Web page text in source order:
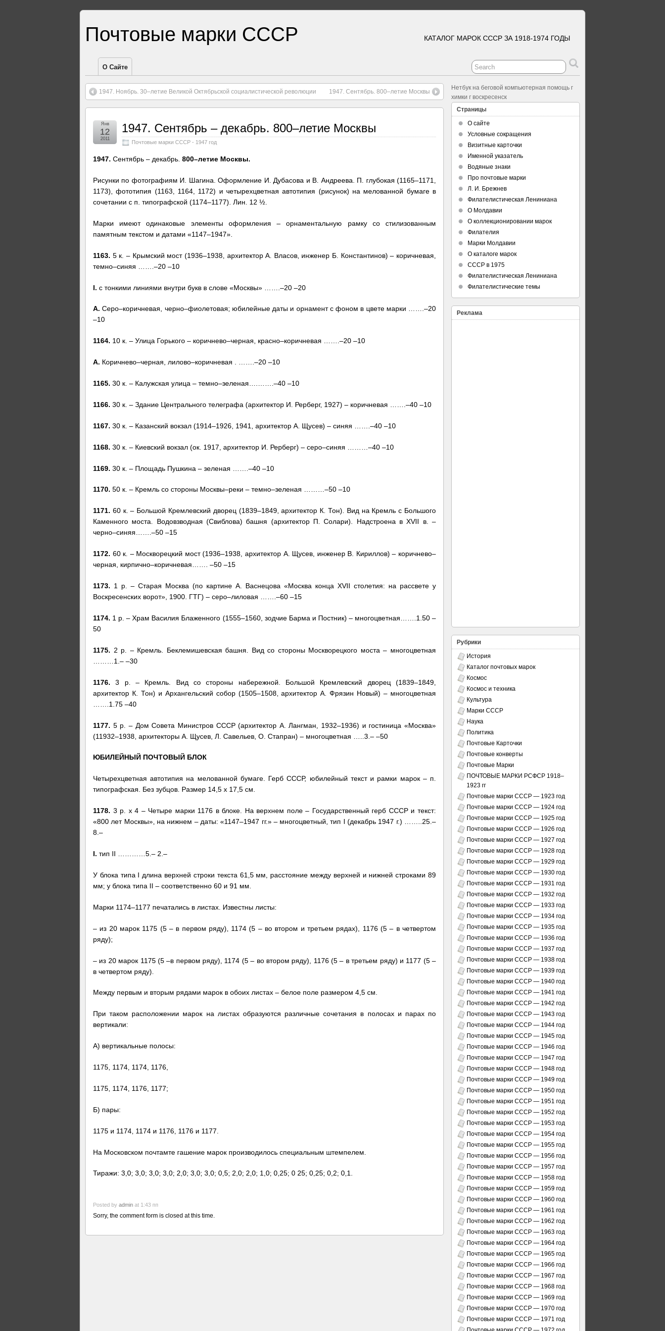
Почтовые марки СССР КАТАЛОГ МАРОК СССР ЗА 1918-1974 ГОДЫ
О Сайте
1947. Ноябрь. 30–летие Великой Октябрьской социалистической революции 1947. Сентябрь. 800–летие Москвы
1947. Сентябрь – декабрь. 800–летие Москвы
Почтовые марки СССР - 1947 год
Янв
12
2011
1947. Сентябрь – декабрь. 800–летие Москвы.
Рисунки по фотографиям И. Шагина. Оформление И. Дубасова и В. Андреева. П. глубокая (1165–1171,
1173), фототипия (1163, 1164, 1172) и четырехцветная автотипия (рисунок) на мелованной бумаге в
сочетании с п. типографской (1174–1177). Лин. 12 ½.
Марки имеют одинаковые элементы оформления – орнаментальную рамку со стилизованным
памятным текстом и датами «1147–1947».
1163. 5 к. – Крымский мост (1936–1938, архитектор А. Власов, инженер Б. Константинов) – коричневая,
темно–синяя …….–20 –10
I. с тонкими линиями внутри букв в слове «Москвы» …….–20 –20
А. Серо–коричневая, черно–фиолетовая; юбилейные даты и орнамент с фоном в цвете марки …….–20
–10
1164. 10 к. – Улица Горького – коричнево–черная, красно–коричневая …….–20 –10
А. Коричнево–черная, лилово–коричневая . …….–20 –10
1165. 30 к. – Калужская улица – темно–зеленая….…….–40 –10
1166. 30 к. – Здание Центрального телеграфа (архитектор И. Рерберг, 1927) – коричневая …….–40 –10
1167. 30 к. – Казанский вокзал (1914–1926, 1941, архитектор А. Щусев) – синяя …….–40 –10
1168. 30 к. – Киевский вокзал (ок. 1917, архитектор И. Рерберг) – серо–синяя ………–40 –10
1169. 30 к. – Площадь Пушкина – зеленая …….–40 –10
1170. 50 к. – Кремль со стороны Москвы–реки – темно–зеленая ………–50 –10
1171. 60 к. – Большой Кремлевский дворец (1839–1849, архитектор К. Тон). Вид на Кремль с Большого
Каменного моста. Водовзводная (Свиблова) башня (архитектор П. Солари). Надстроена в XVII в. –
черно–синяя…….–50 –15
1172. 60 к. – Москворецкий мост (1936–1938, архитектор А. Щусев, инженер В. Кириллов) – коричнево–
черная, кирпично–коричневая……. –50 –15
1173. 1 р. – Старая Москва (по картине А. Васнецова «Москва конца XVII столетия: на рассвете у
Воскресенских ворот», 1900. ГТГ) – серо–лиловая …….–60 –15
1174. 1 р. – Храм Василия Блаженного (1555–1560, зодчие Барма и Постник) – многоцветная…….1.50 –
50
1175. 2 р. – Кремль. Беклемишевская башня. Вид со стороны Москворецкого моста – многоцветная
………1.– –30
1176. 3 р. – Кремль. Вид со стороны набережной. Большой Кремлевский дворец (1839–1849,
архитектор К. Тон) и Архангельский собор (1505–1508, архитектор А. Фрязин Новый) – многоцветная
…….1.75 –40
1177. 5 р. – Дом Совета Министров СССР (архитектор А. Лангман, 1932–1936) и гостиница «Москва»
(11932–1938, архитекторы А. Щусев, Л. Савельев, О. Стапран) – многоцветная …..3.– –50
ЮБИЛЕЙНЫЙ ПОЧТОВЫЙ БЛОК
Четырехцветная автотипия на мелованной бумаге. Герб СССР, юбилейный текст и рамки марок – п.
типографская. Без зубцов. Размер 14,5 х 17,5 см.
1178. 3 р. х 4 – Четыре марки 1176 в блоке. На верхнем поле – Государственный герб СССР и текст:
«800 лет Москвы», на нижнем – даты: «1147–1947 гг.» – многоцветный, тип I (декабрь 1947 г.) ……..25.–
8.–
I. тип II …………5.– 2.–
У блока типа I длина верхней строки текста 61,5 мм, расстояние между верхней и нижней строками 89
мм; у блока типа II – соответственно 60 и 91 мм.
Марки 1174–1177 печатались в листах. Известны листы:
– из 20 марок 1175 (5 – в первом ряду), 1174 (5 – во втором и третьем рядах), 1176 (5 – в четвертом
ряду);
– из 20 марок 1175 (5 –в первом ряду), 1174 (5 – во втором ряду), 1176 (5 – в третьем ряду) и 1177 (5 –
в четвертом ряду).
Между первым и вторым рядами марок в обоих листах – белое поле размером 4,5 см.
При таком расположении марок на листах образуются различные сочетания в полосах и парах по
вертикали:
А) вертикальные полосы:
1175, 1174, 1174, 1176,
1175, 1174, 1176, 1177;
Б) пары:
1175 и 1174, 1174 и 1176, 1176 и 1177.
На Московском почтамте гашение марок производилось специальным штемпелем.
Тиражи: 3,0; 3,0; 3,0; 3,0; 2,0; 3,0; 3,0; 0,5; 2,0; 2,0; 1,0; 0,25; 0 25; 0,25; 0,2; 0,1.
Posted by admin at 1:43 пп
Sorry, the comment form is closed at this time.
Нетбук на беговой компьютерная помощь г
химки г воскресенск
Страницы
О сайте
Условные сокращения
Визитные карточки
Именной указатель
Водяные знаки
Про почтовые марки
Л. И. Брежнев
Филателистическая Лениниана
О Молдавии
О коллекционировании марок
Филателия
Марки Молдавии
О каталоге марок
СССР в 1975
Филателистическая Лениниана
Филателистические темы
Реклама
Рубрики
История
Каталог почтовых марок
Космос
Космос и техника
Культура
Марки СССР
Наука
Политика
Почтовые Карточки
Почтовые конверты
Почтовые Марки
ПОЧТОВЫЕ МАРКИ РСФСР 1918–
1923 гг
Почтовые марки СССР — 1923 год
Почтовые марки СССР — 1924 год
Почтовые марки СССР — 1925 год
Почтовые марки СССР — 1926 год
Почтовые марки СССР — 1927 год
Почтовые марки СССР — 1928 год
Почтовые марки СССР — 1929 год
Почтовые марки СССР — 1930 год
Почтовые марки СССР — 1931 год
Почтовые марки СССР — 1932 год
Почтовые марки СССР — 1933 год
Почтовые марки СССР — 1934 год
Почтовые марки СССР — 1935 год
Почтовые марки СССР — 1936 год
Почтовые марки СССР — 1937 год
Почтовые марки СССР — 1938 год
Почтовые марки СССР — 1939 год
Почтовые марки СССР — 1940 год
Почтовые марки СССР — 1941 год
Почтовые марки СССР — 1942 год
Почтовые марки СССР — 1943 год
Почтовые марки СССР — 1944 год
Почтовые марки СССР — 1945 год
Почтовые марки СССР — 1946 год
Почтовые марки СССР — 1947 год
Почтовые марки СССР — 1948 год
Почтовые марки СССР — 1949 год
Почтовые марки СССР — 1950 год
Почтовые марки СССР — 1951 год
Почтовые марки СССР — 1952 год
Почтовые марки СССР — 1953 год
Почтовые марки СССР — 1954 год
Почтовые марки СССР — 1955 год
Почтовые марки СССР — 1956 год
Почтовые марки СССР — 1957 год
Почтовые марки СССР — 1958 год
Почтовые марки СССР — 1959 год
Почтовые марки СССР — 1960 год
Почтовые марки СССР — 1961 год
Почтовые марки СССР — 1962 год
Почтовые марки СССР — 1963 год
Почтовые марки СССР — 1964 год
Почтовые марки СССР — 1965 год
Почтовые марки СССР — 1966 год
Почтовые марки СССР — 1967 год
Почтовые марки СССР — 1968 год
Почтовые марки СССР — 1969 год
Почтовые марки СССР — 1970 год
Почтовые марки СССР — 1971 год